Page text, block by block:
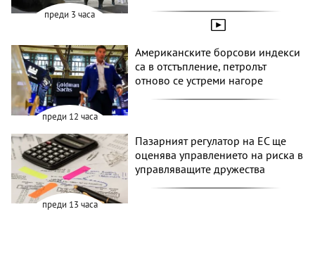
преди 3 часа
преди 12 часа
Американските борсови индекси
са в отстъпление, петролът
отново се устреми нагоре
преди 13 часа
Пазарният регулатор на ЕС ще
оценява управлението на риска в
управляващите дружества